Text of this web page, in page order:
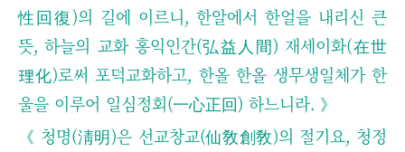
性回復)의 길에 이르니, 한알에서 한얼을 내리신 큰
뜻, 하늘의 교화 홍익인간(弘益人間) 재세이화(在世
理化)로써 포덕교화하고, 한올 한올 생무생일체가 한
울을 이루어 일심정회(一心正回) 하느니라. 》
《 청명(淸明)은 선교창교(仙敎創敎)의 절기요, 청정